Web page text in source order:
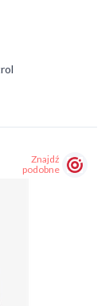
Znajdź
podobne